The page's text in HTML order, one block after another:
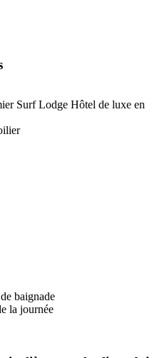
Surf Lodge Hôtel de luxe en
baignade
la journée